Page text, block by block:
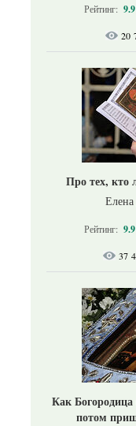
Рейтинг: 9.9
20
Про тех, кто
Елена
Рейтинг: 9.9
37
Как Богородица
потом